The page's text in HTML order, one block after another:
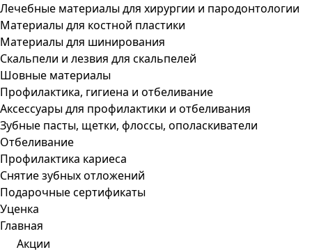
Лечебные материалы для хирургии и пародонтологии
Материалы для костной пластики
Материалы для шинирования
Скальпели и лезвия для скальпелей
Шовные материалы
Профилактика, гигиена и отбеливание
Аксессуары для профилактики и отбеливания
Зубные пасты, щетки, флоссы, ополаскиватели
Отбеливание
Профилактика кариеса
Снятие зубных отложений
Подарочные сертификаты
Уценка
Главная
Акции